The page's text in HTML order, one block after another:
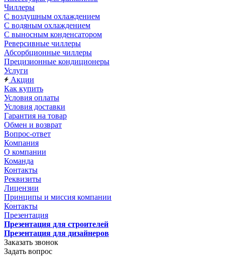
Чиллеры
С воздушным охлаждением
С водяным охлаждением
С выносным конденсатором
Реверсивные чиллеры
Абсорбционные чиллеры
Прецизионные кондиционеры
Услуги
Акции
Как купить
Условия оплаты
Условия доставки
Гарантия на товар
Обмен и возврат
Вопрос-ответ
Компания
О компании
Команда
Контакты
Реквизиты
Лицензии
Принципы и миссия компании
Контакты
Презентация
Презентация для строителей
Презентация для дизайнеров
Заказать звонок
Задать вопрос